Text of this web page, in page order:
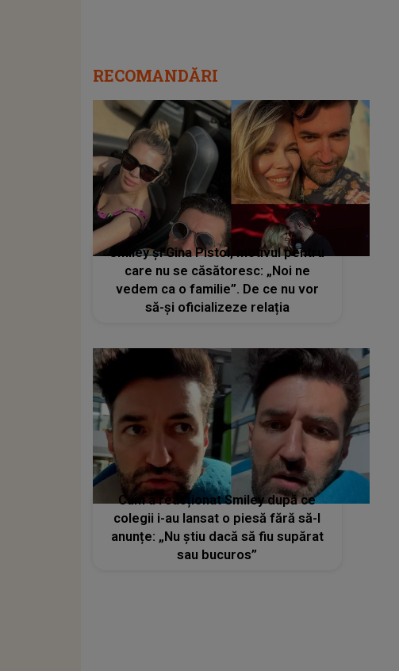
RECOMANDĂRI
Smiley și Gina Pistol, motivul pentru
care nu se căsătoresc: „Noi ne
vedem ca o familie”. De ce nu vor
să-și oficializeze relația
Cum a reacționat Smiley după ce
colegii i-au lansat o piesă fără să-l
anunțe: „Nu știu dacă să fiu supărat
sau bucuros”